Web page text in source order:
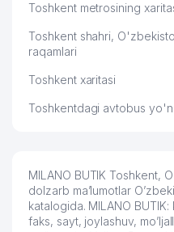
Toshkent metrosining
Toshkent shahri,
raqamlari
Toshkent xaritasi
Toshkentdagi avtobus
MILANO BUTIK Toshkent,
dolzarb ma’lumotlar
katalogida. MILANO
faks, sayt, joylashuv,